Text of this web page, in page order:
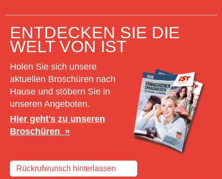
ENTDECKEN SIE DIE
WELT VON IST
Holen Sie sich unsere
aktuellen Broschüren nach
Hause und stöbern Sie in
unseren Angeboten.
Hier geht's zu unseren
Broschüren
Rückrufwunsch hinterlassen